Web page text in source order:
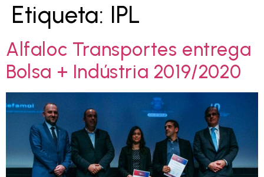
Etiqueta: IPL
Alfaloc Transportes entrega
Bolsa + Indústria 2019/2020